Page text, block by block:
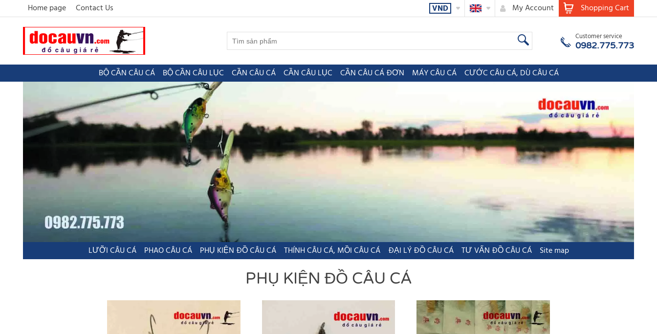
Home page Contact Us Shopping Cart
My Account
VND
Customer service
0982.775.773
BỘ CẦN CÂU CÁ BỘ CẦN CÂU LỤC CẦN CÂU CÁ CẦN CÂU LỤC CẦN CÂU CÁ ĐƠN MÁY CÂU CÁ CƯỚC CÂU CÁ, DÙ CÂU CÁ
LƯỠI CÂU CÁ PHAO CÂU CÁ PHỤ KIỆN ĐỒ CÂU CÁ THÍNH CÂU CÁ, MỒI CÂU CÁ ĐẠI LÝ ĐỒ CÂU CÁ TƯ VẤN ĐỒ CÂU CÁ Site map
PHỤ KIỆN ĐỒ CÂU CÁ